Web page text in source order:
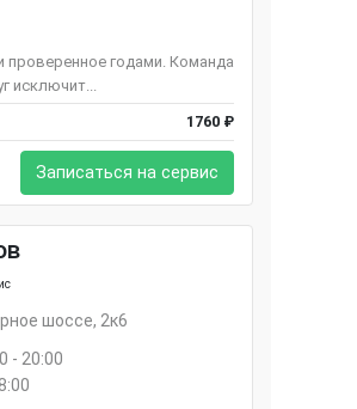
проверенное годами. Команда
исключит...
1760 ₽
Записаться на сервис
шоссе, 2к6
- 20:00